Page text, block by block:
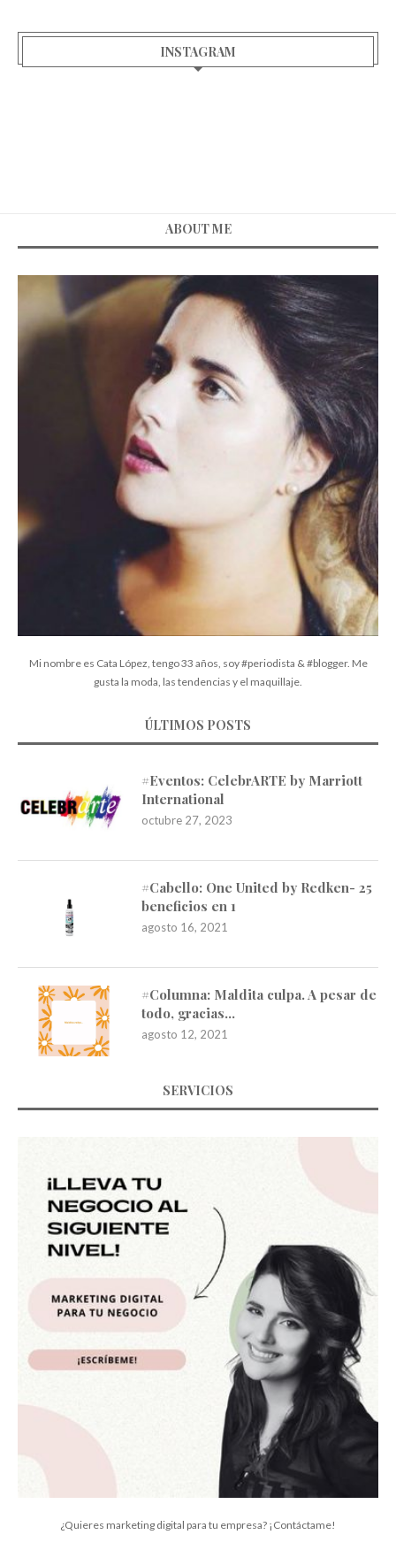
INSTAGRAM
ABOUT ME
Mi nombre es Cata López, tengo 33 años, soy #periodista & #blogger. Me
gusta la moda, las tendencias y el maquillaje.
ÚLTIMOS POSTS
#Eventos: CelebrARTE by Marriott
International
octubre 27, 2023
#Cabello: One United by Redken- 25
beneficios en 1
agosto 16, 2021
#Columna: Maldita culpa. A pesar de
todo, gracias…
agosto 12, 2021
SERVICIOS
¿Quieres marketing digital para tu empresa? ¡Contáctame!